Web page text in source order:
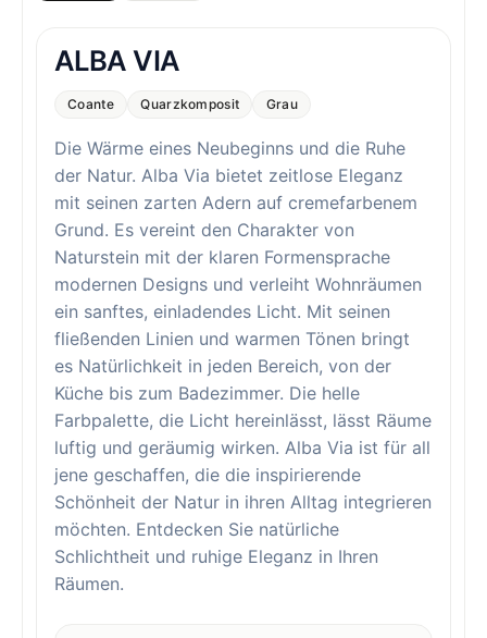
ALBA VIA
Coante Quarzkomposit Grau
Die Wärme eines Neubeginns und die Ruhe
der Natur. Alba Via bietet zeitlose Eleganz
mit seinen zarten Adern auf cremefarbenem
Grund. Es vereint den Charakter von
Naturstein mit der klaren Formensprache
modernen Designs und verleiht Wohnräumen
ein sanftes, einladendes Licht. Mit seinen
fließenden Linien und warmen Tönen bringt
es Natürlichkeit in jeden Bereich, von der
Küche bis zum Badezimmer. Die helle
Farbpalette, die Licht hereinlässt, lässt Räume
luftig und geräumig wirken. Alba Via ist für all
jene geschaffen, die die inspirierende
Schönheit der Natur in ihren Alltag integrieren
möchten. Entdecken Sie natürliche
Schlichtheit und ruhige Eleganz in Ihren
Räumen.